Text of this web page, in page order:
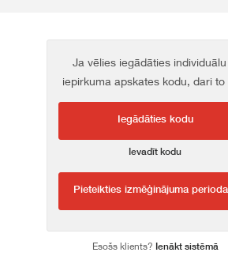
Ja vēlies iegādāties individuālu
iepirkuma apskates kodu, dari to
Iegādāties kodu
Ievadīt kodu
Pieteikties izmēģinājuma
Esošs klients? Ienākt sistēmā